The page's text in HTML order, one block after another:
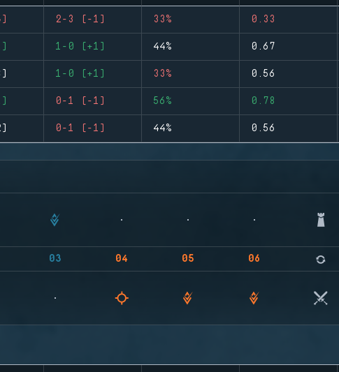
2-3 (-1) 33% 0.33
1-0 (+1) 44% 0.67
1-0 (+1) 33% 0.56
0-1 (-1) 56% 0.78
0-1 (-1) 44% 0.56
03 04 05 06